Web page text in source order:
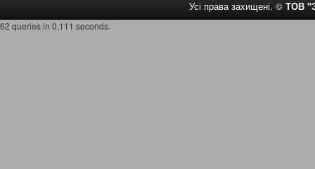
Усі права захищені. © ТОВ
62 queries in 0,111 seconds.